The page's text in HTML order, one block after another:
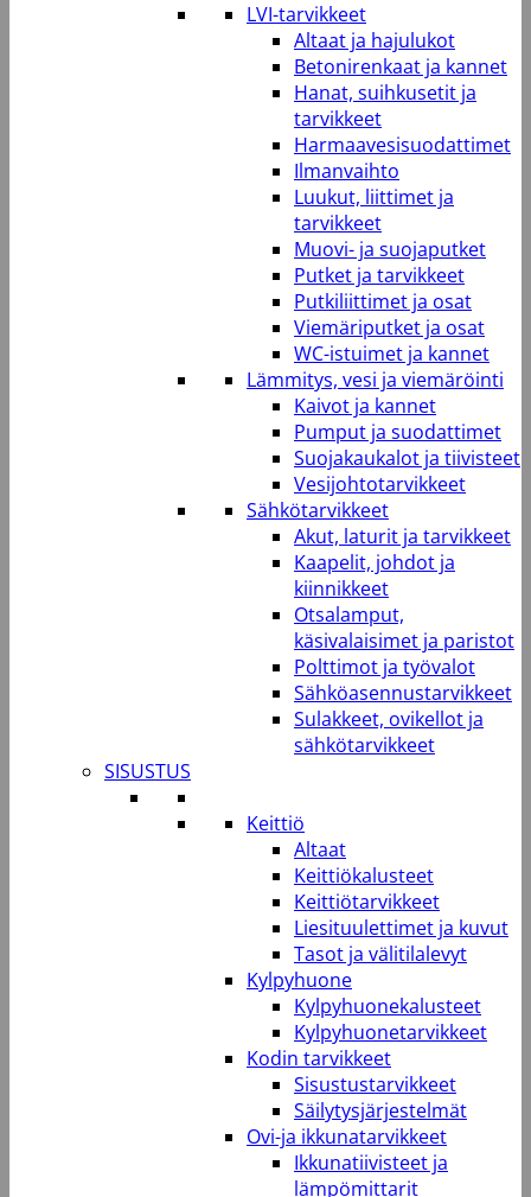
LVI-tarvikkeet
Altaat ja hajulukot
Betonirenkaat ja kannet
Hanat, suihkusetit ja
tarvikkeet
Harmaavesisuodattimet
Ilmanvaihto
Luukut, liittimet ja
tarvikkeet
Muovi- ja suojaputket
Putket ja tarvikkeet
Putkiliittimet ja osat
Viemäriputket ja osat
WC-istuimet ja kannet
Lämmitys, vesi ja viemäröinti
Kaivot ja kannet
Pumput ja suodattimet
Suojakaukalot ja tiivisteet
Vesijohtotarvikkeet
Sähkötarvikkeet
Akut, laturit ja tarvikkeet
Kaapelit, johdot ja
kiinnikkeet
Otsalamput,
käsivalaisimet ja paristot
Polttimot ja työvalot
Sähköasennustarvikkeet
Sulakkeet, ovikellot ja
sähkötarvikkeet
SISUSTUS
Keittiö
Altaat
Keittiökalusteet
Keittiötarvikkeet
Liesituulettimet ja kuvut
Tasot ja välitilalevyt
Kylpyhuone
Kylpyhuonekalusteet
Kylpyhuonetarvikkeet
Kodin tarvikkeet
Sisustustarvikkeet
Säilytysjärjestelmät
Ovi-ja ikkunatarvikkeet
Ikkunatiivisteet ja
lämpömittarit